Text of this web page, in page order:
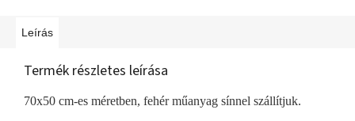
Leírás
Termék részletes leírása
70x50 cm-es méretben, fehér műanyag sínnel szállítjuk.